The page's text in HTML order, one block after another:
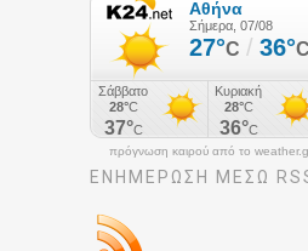
πρόγνωση καιρού από το
ΕΝΗΜΈΡΩΣΉ ΜΕΣΩ